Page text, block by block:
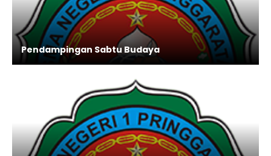
Pendampingan Sabtu Budaya